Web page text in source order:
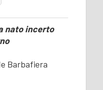
nato incerto
Barbafiera